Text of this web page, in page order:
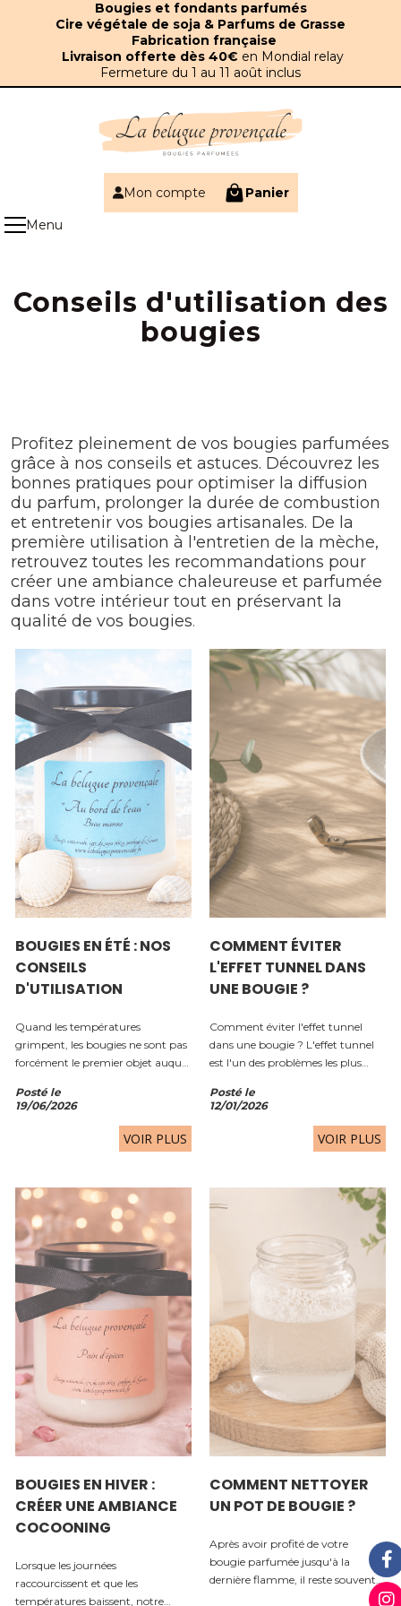
Bougies et fondants parfumés
Cire végétale de soja & Parfums de Grasse
Fabrication française
Livraison offerte dès 40€ en Mondial relay
Fermeture du 1 au 11 août inclus
Mon compte Panier
Conseils d'utilisation des
bougies
Profitez pleinement de vos bougies parfumées
grâce à nos conseils et astuces. Découvrez les
bonnes pratiques pour optimiser la diffusion
du parfum, prolonger la durée de combustion
et entretenir vos bougies artisanales. De la
première utilisation à l'entretien de la mèche,
retrouvez toutes les recommandations pour
créer une ambiance chaleureuse et parfumée
dans votre intérieur tout en préservant la
qualité de vos bougies.
BOUGIES EN ÉTÉ : NOS
CONSEILS
D'UTILISATION
Quand les températures
grimpent, les bougies ne sont pas
forcément le premier objet auquel
un excellent moyen de créer une
ambiance chaleureuse, de
parfumer délicatement son
Posté le
19/06/2026
VOIR PLUS
COMMENT ÉVITER
L'EFFET TUNNEL DANS
UNE BOUGIE ?
Comment éviter l'effet tunnel
dans une bougie ? L'effet tunnel
est l'un des problèmes les plus
parfumées. Il se produit lorsque
seule une petite partie de la cire
fond autour de la mèche,
Posté le
12/01/2026
VOIR PLUS
BOUGIES EN HIVER :
CRÉER UNE AMBIANCE
COCOONING
Lorsque les journées
raccourcissent et que les
températures baissent, notre
COMMENT NETTOYER
UN POT DE BOUGIE ?
Après avoir profité de votre
bougie parfumée jusqu'à la
dernière flamme, il reste souvent
Panneau de gestion des cookies